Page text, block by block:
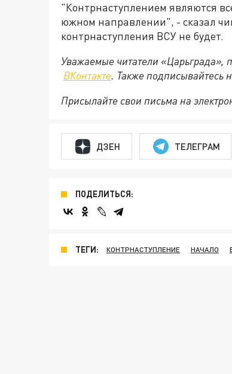
"Контрнаступлением являются
южном направлении", - сказал
контрнаступления ВСУ не будет.
Уважаемые читатели «Царьграда»,
ВКонтакте. Также подписывайтесь
Присылайте свои письма на
ДЗЕН ТЕЛЕГРАМ
ПОДЕЛИТЬСЯ:
ТЕГИ: КОНТРНАСТУПЛЕНИЕ НАЧАЛО